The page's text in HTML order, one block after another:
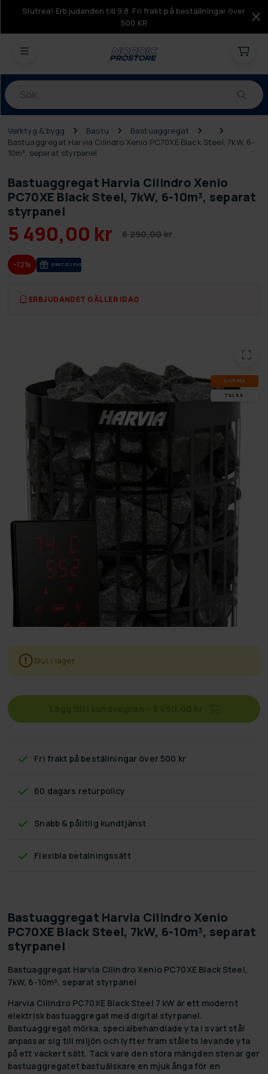
Slutrea! Erbjudanden till 9.8. Fri frakt på beställningar över
500 KR
Produkter
Verktyg & bygg Bastu
Bastuaggregat
Bastuaggregat Harvia Cilindro Xenio PC70XE Black Steel, 7kW, 6-
10m³, separat styrpanel
Bastuaggregat Harvia Cilindro Xenio
PC70XE Black Steel, 7kW, 6-10m³, separat
styrpanel
5 490,00 kr 6 290,00 kr
-12% GRA­TIS LE­VE­RANS
ERBJUDANDET GÄLLER IDAG
SLUT­REA
TILL 9.8.
Slut i lager
Fri frakt på beställningar över 500 kr
60 dagars returpolicy
Snabb & pålitlig kundtjänst
Flexibla betalningssätt
Bastuaggregat Harvia Cilindro Xenio
PC70XE Black Steel, 7kW, 6-10m³, separat
styrpanel
Bastuaggregat Harvia Cilindro Xenio PC70XE Black Steel,
7kW, 6-10m³, separat styrpanel
Harvia Cilindro PC70XE Black Steel 7 kW är ett modernt
elektrisk bastuaggregat med digital styrpanel.
Bastuaggregat mörka, specialbehandlade yta i svart stål
anpassar sig till miljön och lyfter fram stålets levande yta
på ett vackert sätt. Tack vare den stora mängden stenar ger
bastuaggregatet bastuälskare en mjuk ånga för en